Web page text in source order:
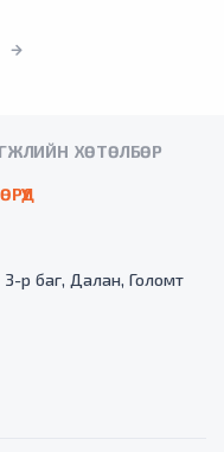
ХӨТӨЛБӨР
р баг, Далан, Голомт